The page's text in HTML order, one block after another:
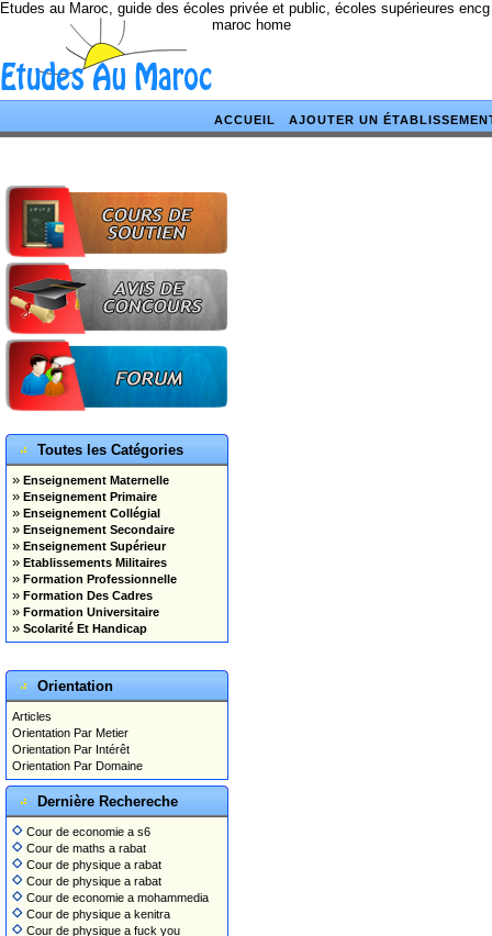
Etudes au Maroc, guide des écoles privée et public, écoles supérieures
maroc home
ACCUEIL AJOUTER UN
Toutes les Catégories
» Enseignement Maternelle
» Enseignement Primaire
» Enseignement Collégial
» Enseignement Secondaire
» Enseignement Supérieur
» Etablissements Militaires
» Formation Professionnelle
» Formation Des Cadres
» Formation Universitaire
» Scolarité Et Handicap
Orientation
Articles
Orientation Par Metier
Orientation Par Intérêt
Orientation Par Domaine
Dernière Rechereche
Cour de economie a s6
Cour de maths a rabat
Cour de physique a rabat
Cour de physique a rabat
Cour de economie a mohammedia
Cour de physique a kenitra
Cour de physique a fuck you